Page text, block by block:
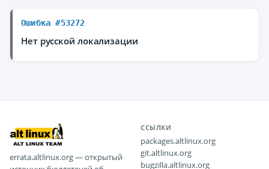
Ошибка #53272
Нет русской локализации
errata.altlinux.org — открытый
ССЫЛКИ
packages.altlinux.org
git.altlinux.org
bugzilla.altlinux.org